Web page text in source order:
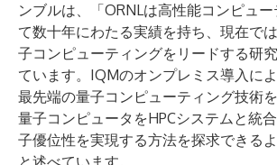
ンブルは、「ORNLは高性能コンピュ
て数十年にわたる実績を持ち、現在で
子コンピューティングをリードする研
ています。IQMのオンプレミス導入に
最先端の量子コンピューティング技術を
量子コンピュータをHPCシステムと統
子優位性を実現する方法を探求できる
と述べています。